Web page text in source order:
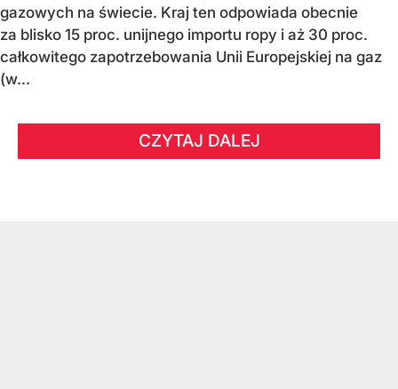
gazowych na świecie. Kraj ten odpowiada obecnie
za blisko 15 proc. unijnego importu ropy i aż 30 proc.
całkowitego zapotrzebowania Unii Europejskiej na gaz
(w...
CZYTAJ DALEJ